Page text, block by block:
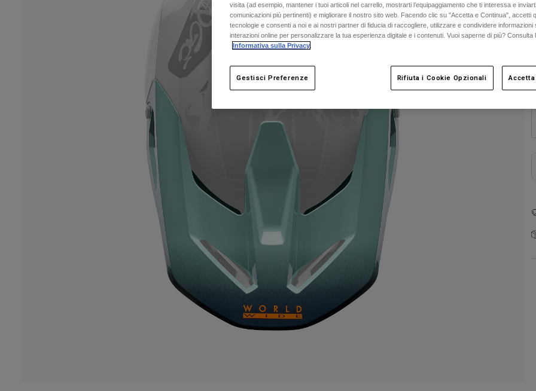
visita (ad esempio, mantener i tuoi articoli nel carrello, mostrarti l’equipaggiamento che ti interessa e
comunicazioni più pertinenti) e migliorare il nostro sito web. Facendo clic su "Accetta e Continua", accetti
tecnologie e consenti a noi e ai nostri partner di fiducia di raccogliere, utilizzare e condividere informazioni
interazioni online per personalizzare la tua esperienza digitale e i contenuti. Vuoi saperne di più? Consulta
Informativa sulla Privacy
Gestisci Preferenze Rifiuta i Cookie Opzionali